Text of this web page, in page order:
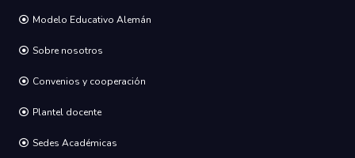
Modelo Educativo Alemán
Sobre nosotros
Convenios y cooperación
Plantel docente
Sedes Académicas